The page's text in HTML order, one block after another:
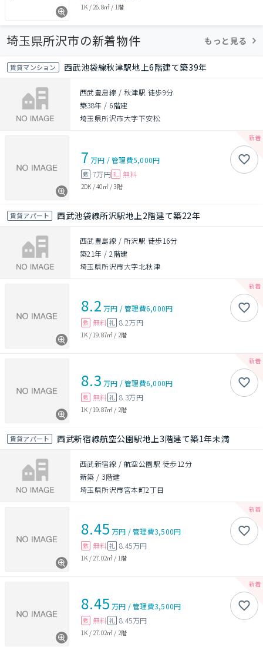
1K / 26.8㎡ / 1階
埼玉県所沢市の新着物件 もっと見る
賃貸マンション 西武池袋線秋津駅地上6階建て築39年
西武豊島線 / 秋津駅 徒歩9分
築38年 / 6階建
埼玉県所沢市大字下安松
7 万円 /管理費5,000円
敷 7万円 礼 無料
2DK /40㎡/3階
賃貸アパート 西武池袋線所沢駅地上2階建て築22年
西武豊島線 / 所沢駅 徒歩16分
築21年 /2階建
埼玉県所沢市大字北秋津
8.2 万円 /管理費6,000円
敷 無料 礼 8.2万円
1K / 19.87㎡ / 2階
8.3 万円 /管理費6,000円
敷 無料 礼 8.3万円
1K / 19.87㎡ / 2階
賃貸アパート 西武新宿線航空公園駅地上3階建て築1年未満
西武新宿線 / 航空公園駅 徒歩12分
新築 / 3階建
埼玉県所沢市宮本町2丁目
8.45 万円 /管理費3,500円
敷 無料 礼 8.45万円
1K / 27.02㎡ / 1階
8.45 万円 /管理費3,500円
敷 無料 礼 8.45万円
1K / 27.02㎡ / 2階